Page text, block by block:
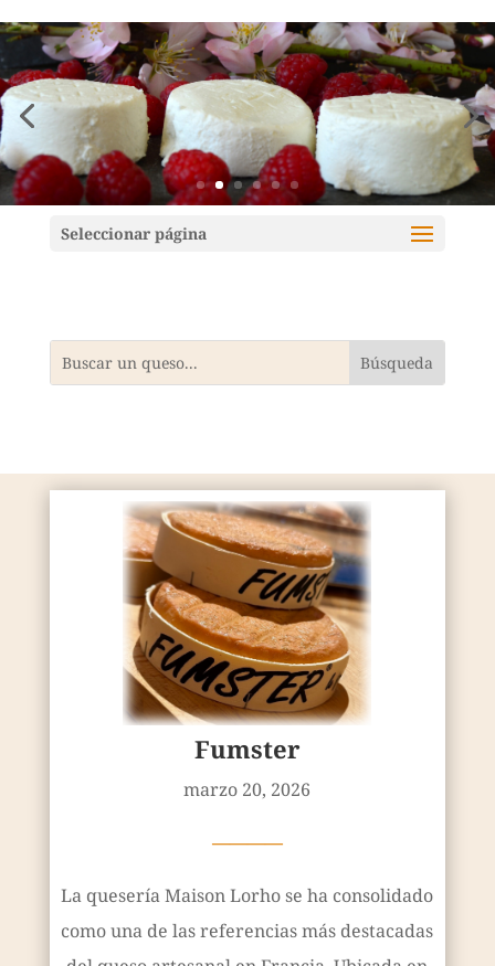
Mundoquesos
Seleccionar página
Fumster
marzo 20, 2026
————
La quesería Maison Lorho se ha consolidado
como una de las referencias más destacadas